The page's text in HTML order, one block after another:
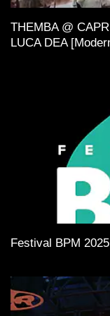
THEMBA @
LUCA DEA
Festival BPM